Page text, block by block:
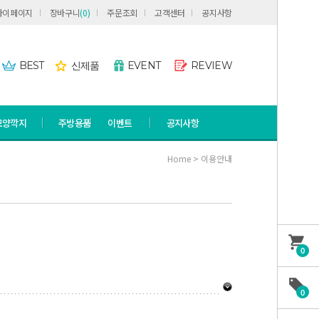
0
0
이페이지 장바구니(0) 주문조회 고객센터 공지사항
BEST 신제품 EVENT REVIEW
깍지 주방용품 이벤트 공지사항
Home > 이용안내